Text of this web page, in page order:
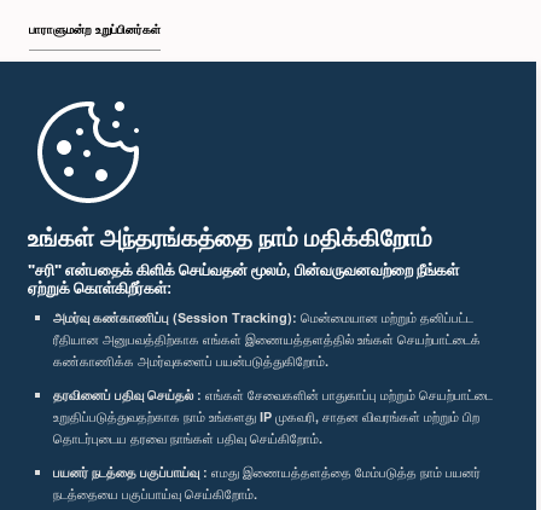
உங்கள் அந்தரங்கத்தை நாம் மதிக்கிறோம்
"சரி" என்பதைக் கிளிக் செய்வதன் மூலம், பின்வருவனவற்றை நீங்கள்
ஏற்றுக் கொள்கிறீர்கள்:
அமர்வு கண்காணிப்பு (Session Tracking): மென்மையான மற்றும் தனிப்பட்ட
ரீதியான அனுபவத்திற்காக எங்கள் இணையத்தளத்தில் உங்கள் செயற்பாட்டைக்
கண்காணிக்க அமர்வுகளைப் பயன்படுத்துகிறோம்.
தரவினைப் பதிவு செய்தல் : எங்கள் சேவைகளின் பாதுகாப்பு மற்றும் செயற்பாட்டை
உறுதிப்படுத்துவதற்காக நாம் உங்களது IP முகவரி, சாதன விவரங்கள் மற்றும் பிற
தொடர்புடைய தரவை நாங்கள் பதிவு செய்கிறோம்.
பயனர் நடத்தை பகுப்பாய்வு : எமது இணையத்தளத்தை மேம்படுத்த நாம் பயனர்
நடத்தையை பகுப்பாய்வு செய்கிறோம்.
பாராளுமன்ற உறுப்பினர்கள்
முதற்பக்கம்
பாராளுமன்ற கையடக்க செயலி
எம்மை பின்தொடர்க :
விருதுகள்
தனியுரிமைக் கொள்கை